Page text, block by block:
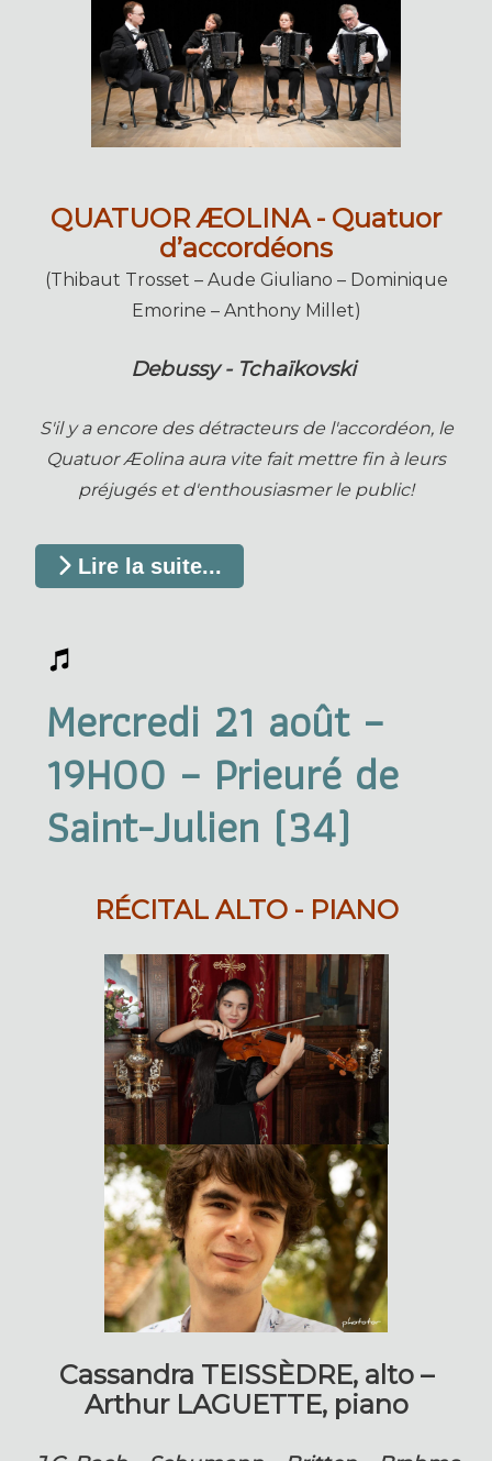
QUATUOR ÆOLINA - Quatuor
d’accordéons
(Thibaut Trosset – Aude Giuliano – Dominique
Emorine – Anthony Millet)
Debussy - Tchaïkovski
S'il y a encore des détracteurs de l'accordéon, le
Quatuor Æolina aura vite fait mettre fin à leurs
préjugés et d'enthousiasmer le public!
Lire la suite...
Mercredi 21 août –
19H00 – Prieuré de
Saint-Julien (34)
RÉCITAL ALTO - PIANO
Cassandra TEISSÈDRE, alto –
Arthur LAGUETTE, piano